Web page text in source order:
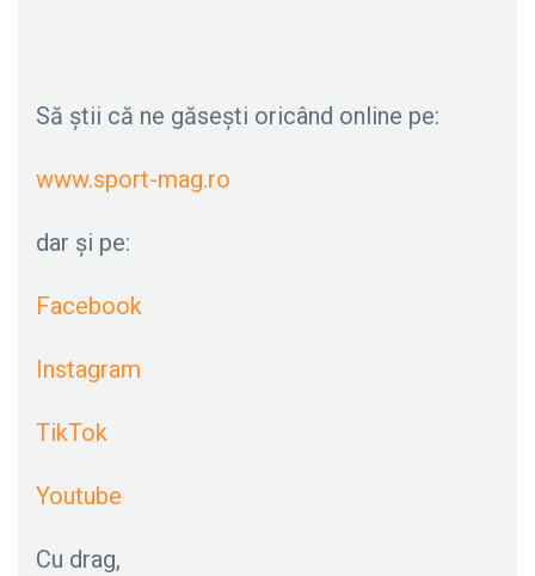
Să știi că ne găsești oricând online pe:
www.sport-mag.ro
dar și pe:
Facebook
Instagram
TikTok
Youtube
Cu drag,